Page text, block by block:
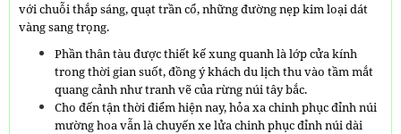
với chuỗi thắp sáng, quạt trần cổ, những đường nẹp kim loại dát
vàng sang trọng.
Phần thân tàu được thiết kế xung quanh là lớp cửa kính
trong thời gian suốt, đồng ý khách du lịch thu vào tầm mắt
quang cảnh như tranh vẽ của rừng núi tây bắc.
Cho đến tận thời điểm hiện nay, hỏa xa chinh phục đỉnh núi
mường hoa vẫn là chuyến xe lửa chinh phục đỉnh núi dài